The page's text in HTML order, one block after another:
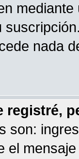
nada
registré,
son:
el